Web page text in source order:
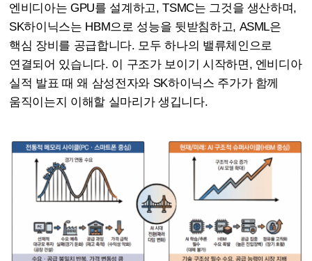
엔비디아는 GPU를 설계하고, TSMC는 그것을 생산하며,
SK하이닉스는 HBM으로 성능을 뒷받침하고, ASML은
핵심 장비를 공급합니다. 모두 하나의 밸류체인으로
연결되어 있습니다. 이 구조가 보이기 시작하면, 엔비디아
실적 발표 때 왜 삼성전자와 SK하이닉스 주가가 함께
움직이는지 이해할 실마리가 생깁니다.